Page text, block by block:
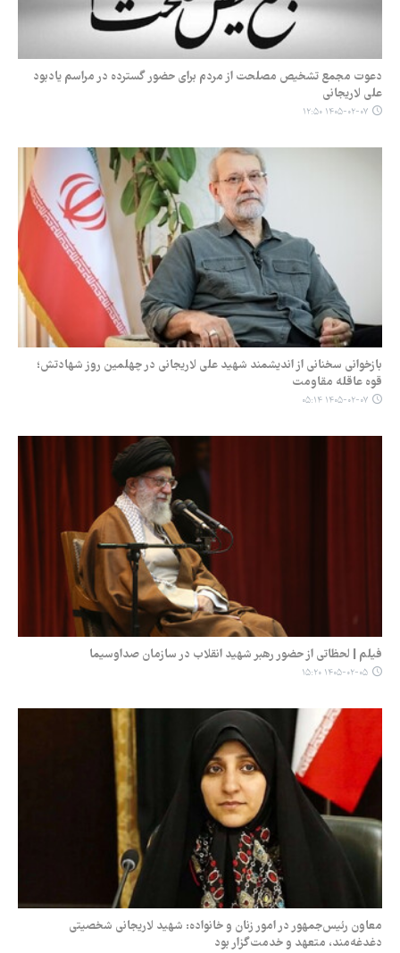
دعوت مجمع تشخیص مصلحت از مردم برای حضور گسترده در مراسم یادبود
علی لاریجانی
۱۴۰۵-۰۲-۰۷ ۱۲:۵۰
بازخوانی سخنانی از اندیشمند شهید علی لاریجانی در چهلمین روز شهادتش؛
قوه عاقله مقاومت
۱۴۰۵-۰۲-۰۷ ۰۵:۱۴
فیلم | لحظاتی از حضور رهبر شهید انقلاب در سازمان صداوسیما
۱۴۰۵-۰۲-۰۵ ۱۵:۲۰
معاون رئیس‌جمهور در امور زنان و خانواده: شهید لاریجانی شخصیتی
دغدغه‌مند، متعهد و خدمت‌گزار بود